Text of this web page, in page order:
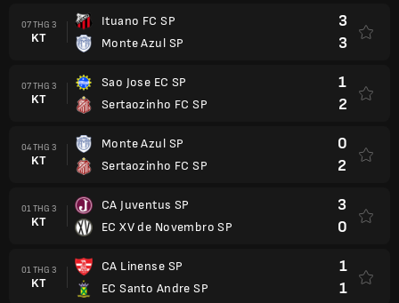
07 THG 3
KT
Ituano FC SP
Monte Azul SP
3
3
07 THG 3
KT
Sao Jose EC SP
Sertaozinho FC SP
1
2
04 THG 3
KT
Monte Azul SP
Sertaozinho FC SP
0
2
01 THG 3
KT
CA Juventus SP
EC XV de Novembro SP
3
0
01 THG 3
KT
CA Linense SP
EC Santo Andre SP
1
1